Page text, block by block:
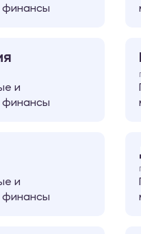
финансы
и
финансы
и
финансы